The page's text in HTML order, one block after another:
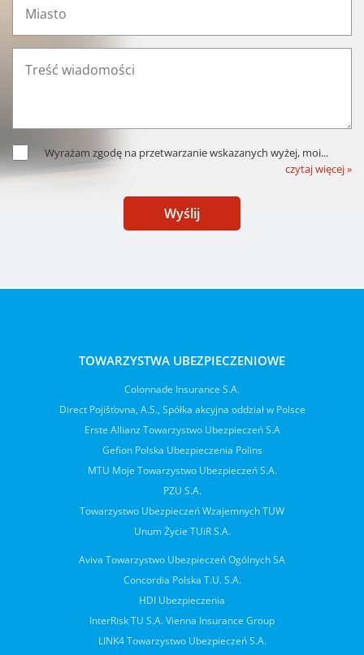
Wyrażam zgodę na przetwarzanie wskazanych wyżej, moi...
czytaj więcej »
Wyślij
TOWARZYSTWA UBEZPIECZENIOWE
Colonnade Insurance S.A.
Direct Pojišťovna, A.S., Spółka akcyjna oddział w Polsce
Erste Allianz Towarzystwo Ubezpieczeń S.A
Gefion Polska Ubezpieczenia Polins
MTU Moje Towarzystwo Ubezpieczeń S.A.
PZU S.A.
Towarzystwo Ubezpieczeń Wzajemnych TUW
Unum Życie TUiR S.A.
Aviva Towarzystwo Ubezpieczeń Ogólnych SA
Concordia Polska T.U. S.A.
HDI Ubezpieczenia
InterRisk TU S.A. Vienna Insurance Group
LINK4 Towarzystwo Ubezpieczeń S.A.